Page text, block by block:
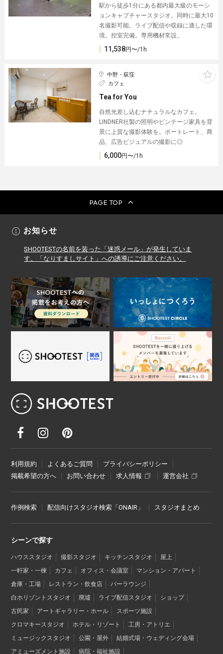
駅から徒歩1分にある都内最大級のモーシ
ョンキャプチャースタジオ。同時に最大10
名撮影可能。ライブ配信や収録に適した環
境。控室完備。専用機材常設。
11,538円〜/1h
中野・荻窪
カフェ
Tea for You
自然光差し込むナチュラルなカフェ。
LINDNER社製の照明やビンテージ家具を背
景に上質な撮影体験を。ポートレート、商
品、広告ビジュアルの撮影に◎
6,000円〜/1h
PAGE TOP
お知らせ
SHOOTESTの名前を装った「迷惑メール」が発生していま
す。「なりすましサイト」への誘導にご注意ください。
利用規約 よくあるご質問
プライバシーポリシー
掲載希望の方へ
お問い合わせ 求人情報 運営会社
作例検索 配信向けスタジオ検索「ONAIR」 スタジオまとめ
シーンで探す
ハウススタジオ 撮影スタジオ キッチンスタジオ
屋上
一軒家・一棟
カフェ オフィス・会議室
マンション・アパート
倉庫・工場
レストラン・飲食店
バーラウンジ
白ホリゾントスタジオ
廃墟 ライブ配信スタジオ
ショップ
古民家
アートギャラリー・ホール
スポーツ施設
クロマキースタジオ
ホテル・リゾート
工房・アトリエ
ミュージックスタジオ
公園・屋外
結婚式場・ウェディング会場
アミューズメント施設
病院・福祉施設